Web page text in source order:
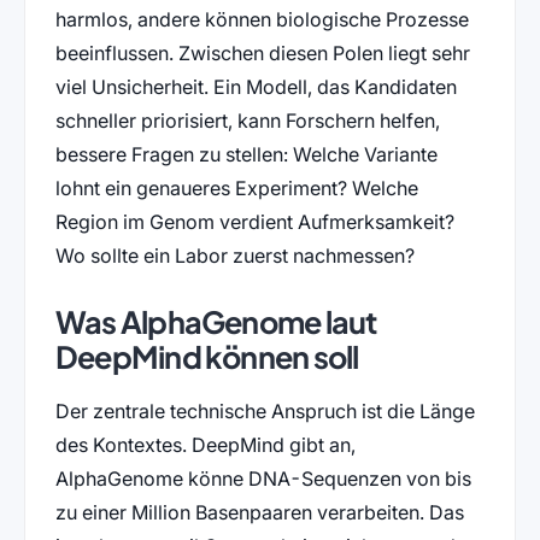
harmlos, andere können biologische Prozesse
beeinflussen. Zwischen diesen Polen liegt sehr
viel Unsicherheit. Ein Modell, das Kandidaten
schneller priorisiert, kann Forschern helfen,
bessere Fragen zu stellen: Welche Variante
lohnt ein genaueres Experiment? Welche
Region im Genom verdient Aufmerksamkeit?
Wo sollte ein Labor zuerst nachmessen?
Was AlphaGenome laut
DeepMind können soll
Der zentrale technische Anspruch ist die Länge
des Kontextes. DeepMind gibt an,
AlphaGenome könne DNA-Sequenzen von bis
zu einer Million Basenpaaren verarbeiten. Das